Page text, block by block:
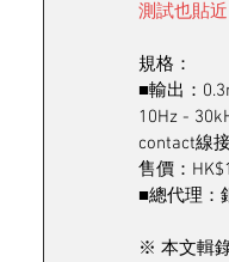
測試也貼
規格：
■輸出：
10Hz -
contact線
售價：
■總代理：
※ 本文輯